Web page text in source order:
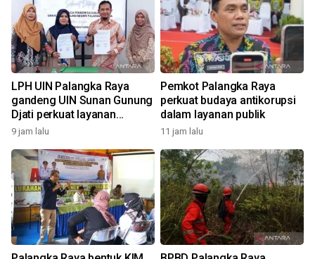
LPH UIN Palangka Raya
gandeng UIN Sunan Gunung
Djati perkuat layanan
sertifikasi halal
9 jam lalu
Pemkot Palangka Raya
perkuat budaya antikorupsi
dalam layanan publik
11 jam lalu